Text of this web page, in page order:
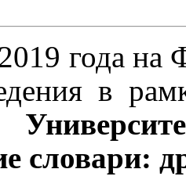
года на
в
словари: